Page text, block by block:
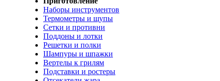
Наборы инструментов
Термометры и щупы
Сетки и противни
Поддоны и лотки
Решетки и полки
Шампуры и шпажки
Вертелы к грилям
Подставки и ростеры